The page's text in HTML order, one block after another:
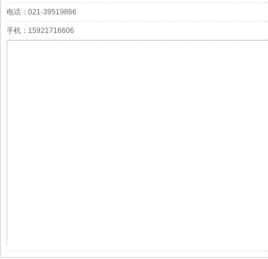
电话：021-39519866
手机：15921716606